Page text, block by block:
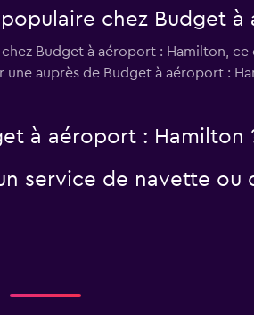
chez Budget à
Budget à aéroport : Hamilton,
auprès de Budget à aéroport :
à aéroport : Hamilton
service de navette ou